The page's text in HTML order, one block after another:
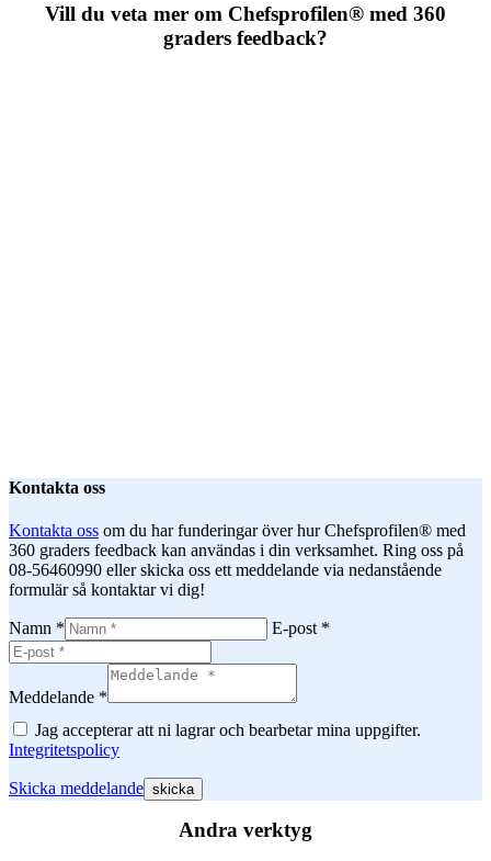
Vill du veta mer om Chefsprofilen® med 360
graders feedback?
Kontakta oss
Kontakta oss om du har funderingar över hur Chefsprofilen® med
360 graders feedback kan användas i din verksamhet. Ring oss på
08-56460990 eller skicka oss ett meddelande via nedanstående
formulär så kontaktar vi dig!
Namn * E-post *
Meddelande *
Jag accepterar att ni lagrar och bearbetar mina uppgifter.
Integritetspolicy
Skicka meddelande
Andra verktyg